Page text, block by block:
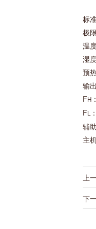
标
极
温
湿
预
输
FH
FL
辅
主
上
下